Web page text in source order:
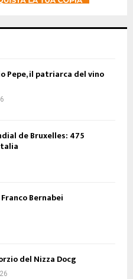
Pepe, il patriarca del vino
de Bruxelles: 475
Bernabei
del Nizza Docg